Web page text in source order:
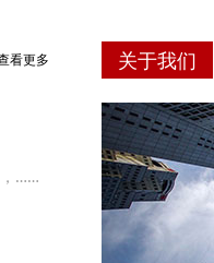
看更多
，……
关于我们